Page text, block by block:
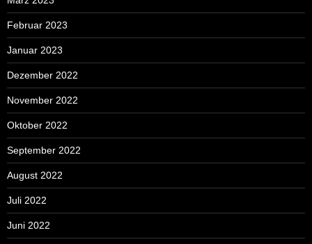
Februar 2023
Januar 2023
Dezember 2022
November 2022
Oktober 2022
September 2022
August 2022
Juli 2022
Juni 2022